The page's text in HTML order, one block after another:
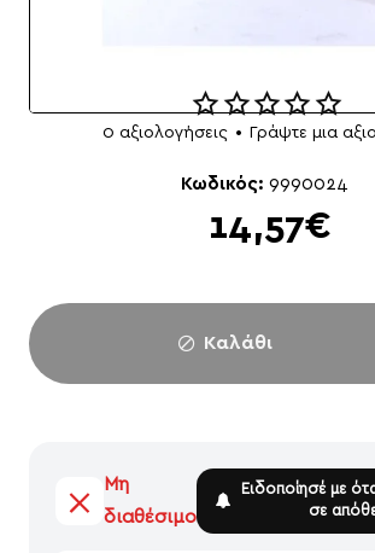
0 αξιολογήσεις • Γράψτε μια
14,57€
Κωδικός: 9990024
Καλάθι
Μη
διαθέσιμο
Ειδοποίησέ με
σε